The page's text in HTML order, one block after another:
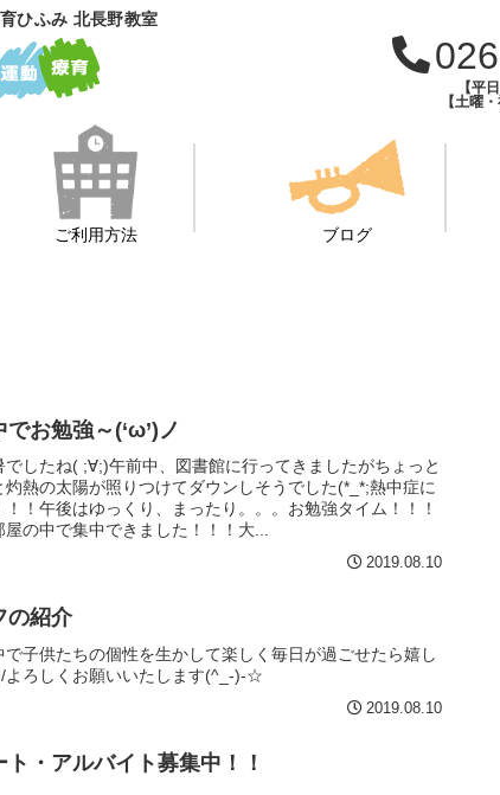
ひふみ 北長野教室
【平
【土曜
ご利用方法 ブログ
お勉強～(‘ω’)ノ
でしたね( ;∀;)午前中、図書館に行ってきましたがちょっと
灼熱の太陽が照りつけてダウンしそうでした(*_*;熱中症に
！！午後はゆっくり、まったり。。。お勉強タイム！！！
の中で集中できました！！！大...
2019.08.10
の紹介
で子供たちの個性を生かして楽しく毎日が過ごせたら嬉し
よろしくお願いいたします(^_-)-☆
2019.08.10
ト・アルバイト募集中！！